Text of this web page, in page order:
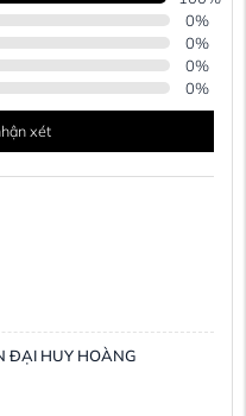
0%
0%
0%
0%
xét
ĐẠI HUY HOÀNG